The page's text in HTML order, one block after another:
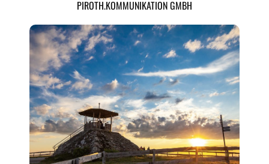
PIROTH.KOMMUNIKATION GMBH